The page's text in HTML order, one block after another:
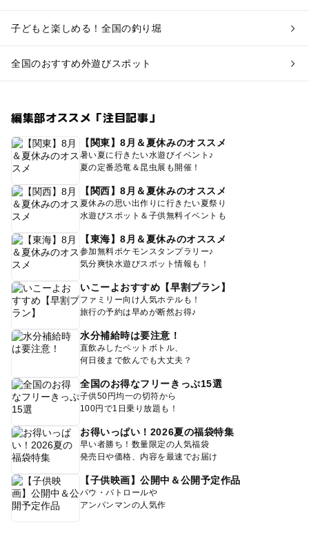
子どもと楽しめる！全国の釣り堀
全国のおすすめ外遊びスポット
編集部オススメ「注目記事」
【関東】8月＆夏休みのオススメ
暑い夏に行きたい水遊びイベント♪
夏の定番恐竜＆昆虫展も開催！
【関西】8月＆夏休みのオススメ
夏休みの思い出作りに行きたい夏祭り
水遊びスポット＆子供無料イベントも
【東海】8月＆夏休みのオススメ
参加無料ポケモンスタンプラリー♪
気分爽快水遊びスポット情報も！
いこーよおすすめ【早割プラン】
ファミリー向け人気ホテルも！
旅行の予約は早めが断然お得♪
水分補給時は要注意！
直飲みしたペットボトル、
何日後まで飲んでも大丈夫？
全国のお得なフリーきっぷ15選
子供50円均一の切符から
100円で1日乗り放題も！
お得いっぱい！2026夏の福袋特集
早い者勝ち！数量限定の人気福袋
発売日や価格、内容を最速でお届け
【子供映画】公開中＆公開予定作品
パウ・パトロールや
アンパンマンの人気作